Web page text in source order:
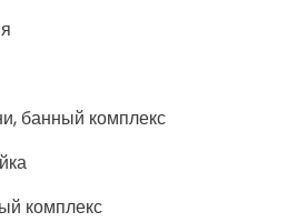
банный комплекс
комплекс